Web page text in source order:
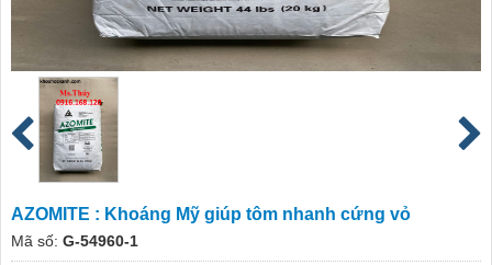
AZOMITE : Khoáng Mỹ giúp tôm nhanh cứng vỏ
Mã số: G-54960-1